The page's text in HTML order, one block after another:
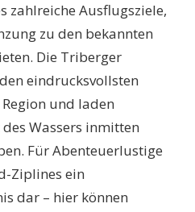
zahlreiche Ausflugsziele,
zu den bekannten
Die Triberger
eindrucksvollsten
und laden
Wassers inmitten
Für Abenteuerlustige
Ziplines ein
dar – hier können